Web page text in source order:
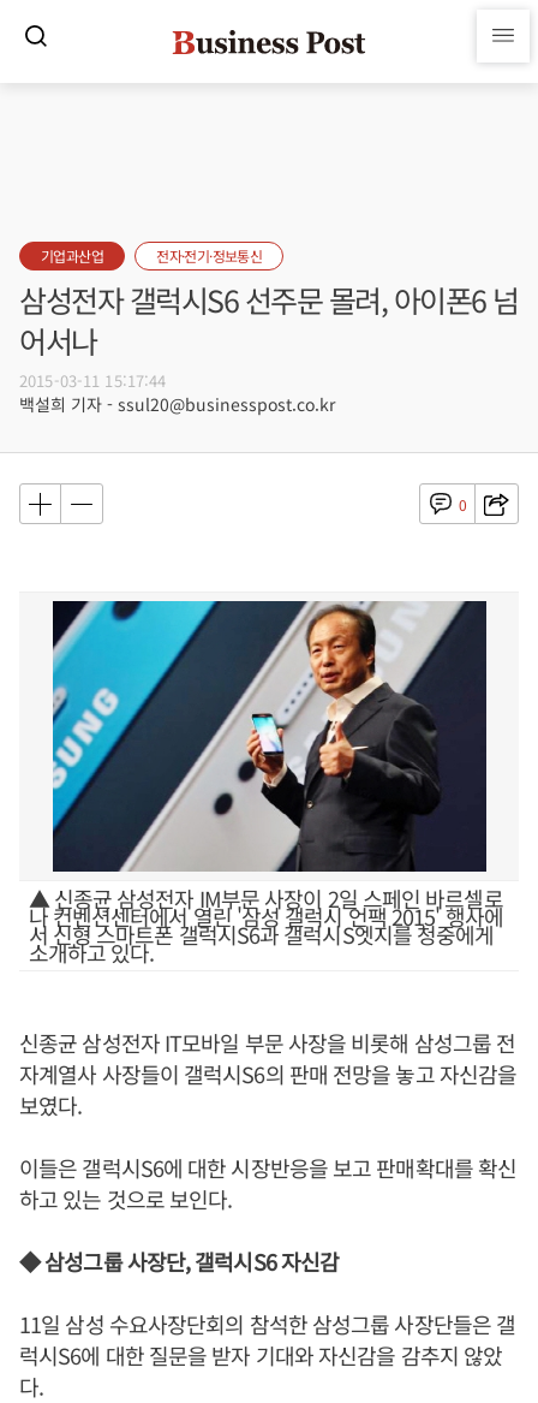
기업과산업 전자·전기·정보통신
삼성전자 갤럭시S6 선주문 몰려, 아이폰6 넘
어서나
2015-03-11 15:17:44
백설희 기자 - ssul20@businesspost.co.kr
0
▲ 신종균 삼성전자 IM부문 사장이 2일 스페인 바르셀로
나 컨벤션센터에서 열린 '삼성 갤럭시 언팩 2015' 행사에
서 신형 스마트폰 갤럭시S6과 갤럭시S엣지를 청중에게
소개하고 있다.
신종균 삼성전자 IT모바일 부문 사장을 비롯해 삼성그룹 전
자계열사 사장들이 갤럭시S6의 판매 전망을 놓고 자신감을
보였다.
이들은 갤럭시S6에 대한 시장반응을 보고 판매확대를 확신
하고 있는 것으로 보인다.
◆ 삼성그룹 사장단, 갤럭시S6 자신감
11일 삼성 수요사장단회의 참석한 삼성그룹 사장단들은 갤
럭시S6에 대한 질문을 받자 기대와 자신감을 감추지 않았
다.